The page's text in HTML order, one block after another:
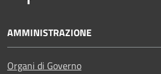
AMMINISTRAZIONE
Organi di Governo